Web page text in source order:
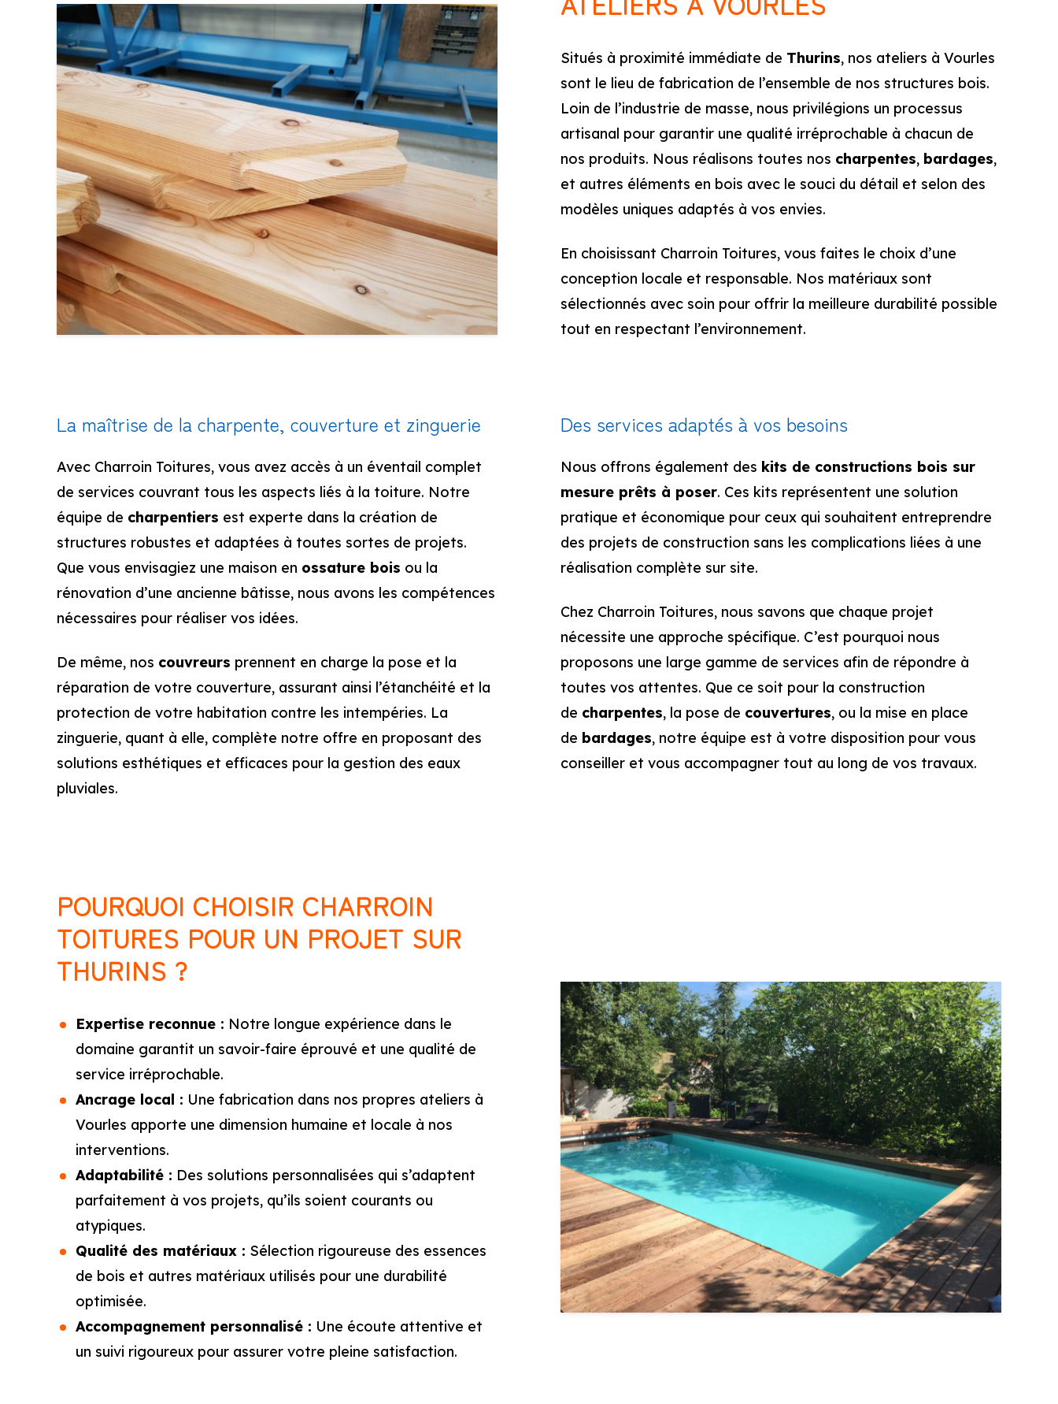
Situés à proximité immédiate de Thurins, nos ateliers à Vourles
sont le lieu de fabrication de l’ensemble de nos structures bois.
Loin de l’industrie de masse, nous privilégions un processus
artisanal pour garantir une qualité irréprochable à chacun de
nos produits. Nous réalisons toutes nos charpentes, bardages,
et autres éléments en bois avec le souci du détail et selon des
modèles uniques adaptés à vos envies.
En choisissant Charroin Toitures, vous faites le choix d’une
conception locale et responsable. Nos matériaux sont
sélectionnés avec soin pour offrir la meilleure durabilité possible
tout en respectant l’environnement.
La maîtrise de la charpente, couverture et zinguerie
Avec Charroin Toitures, vous avez accès à un éventail complet
de services couvrant tous les aspects liés à la toiture. Notre
équipe de charpentiers est experte dans la création de
structures robustes et adaptées à toutes sortes de projets.
Que vous envisagiez une maison en ossature bois ou la
rénovation d’une ancienne bâtisse, nous avons les compétences
nécessaires pour réaliser vos idées.
De même, nos couvreurs prennent en charge la pose et la
réparation de votre couverture, assurant ainsi l’étanchéité et la
protection de votre habitation contre les intempéries. La
zinguerie, quant à elle, complète notre offre en proposant des
solutions esthétiques et efficaces pour la gestion des eaux
pluviales.
Des services adaptés à vos besoins
Nous offrons également des kits de constructions bois sur
mesure prêts à poser. Ces kits représentent une solution
pratique et économique pour ceux qui souhaitent entreprendre
des projets de construction sans les complications liées à une
réalisation complète sur site.
Chez Charroin Toitures, nous savons que chaque projet
nécessite une approche spécifique. C’est pourquoi nous
proposons une large gamme de services afin de répondre à
toutes vos attentes. Que ce soit pour la construction
de charpentes, la pose de couvertures, ou la mise en place
de bardages, notre équipe est à votre disposition pour vous
conseiller et vous accompagner tout au long de vos travaux.
POURQUOI CHOISIR CHARROIN
TOITURES POUR UN PROJET SUR
THURINS ?
Expertise reconnue : Notre longue expérience dans le
domaine garantit un savoir-faire éprouvé et une qualité de
service irréprochable.
Ancrage local : Une fabrication dans nos propres ateliers à
Vourles apporte une dimension humaine et locale à nos
interventions.
Adaptabilité : Des solutions personnalisées qui s’adaptent
parfaitement à vos projets, qu’ils soient courants ou
atypiques.
Qualité des matériaux : Sélection rigoureuse des essences
de bois et autres matériaux utilisés pour une durabilité
optimisée.
Accompagnement personnalisé : Une écoute attentive et
un suivi rigoureux pour assurer votre pleine satisfaction.